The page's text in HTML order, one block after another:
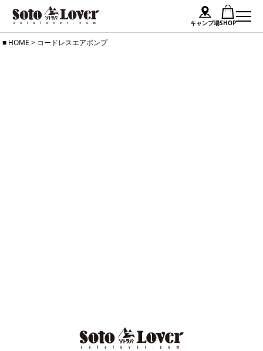
キャンプ場SHOP
SkipHOME > コードレスエアポンプ